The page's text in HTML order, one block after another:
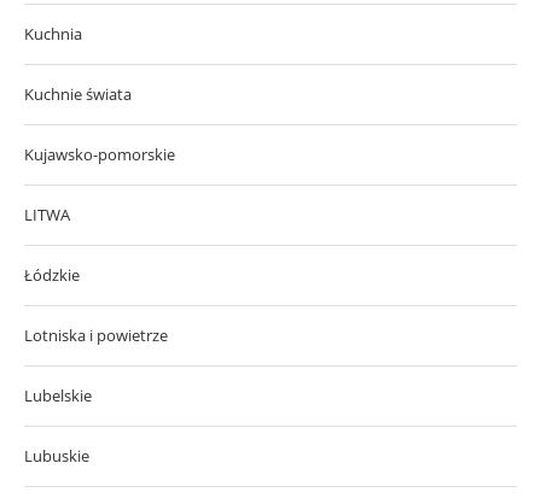
Kuchnia
Kuchnie świata
Kujawsko-pomorskie
LITWA
Łódzkie
Lotniska i powietrze
Lubelskie
Lubuskie